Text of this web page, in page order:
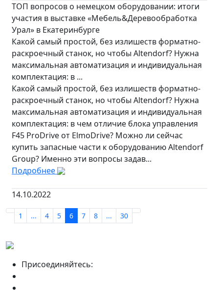
ТОП вопросов о немецком оборудовании: итоги
участия в выставке «Мебель&Деревообработка
Урал» в Екатеринбурге
Какой самый простой, без излишеств форматно-
раскроечный станок, но чтобы Altendorf? Нужна
максимальная автоматизация и индивидуальная
комплектация: в ...
Какой самый простой, без излишеств форматно-
раскроечный станок, но чтобы Altendorf? Нужна
максимальная автоматизация и индивидуальная
комплектация: в чем отличие блока управления
F45 ProDrive от ElmoDrive? Можно ли сейчас
купить запасные части к оборудованию Altendorf
Group? Именно эти вопросы задав...
Подробнее
14.10.2022
1 ... 4 5 6 7 8 ... 30
Присоединяйтесь: